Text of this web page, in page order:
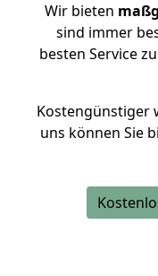
Wir bieten
sind immer
besten Service
Kostengünstiger
uns können Sie